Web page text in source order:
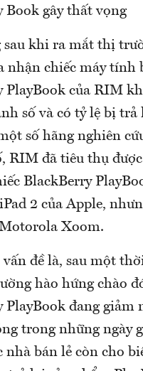
Book gây thất vọng
khi ra mắt thị
nhận chiếc máy tính
PlayBook của RIM
số và có tỷ lệ bị trả
số hãng nghiên
RIM đã tiêu thụ
BlackBerry
2 của Apple,
Xoom.
vấn đề là, sau một
hào hứng chào
PlayBook đang giảm
trong những ngày
nhà bán lẻ còn cho